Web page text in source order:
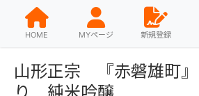
HOME MYページ 新規登録
山形正宗 『赤磐雄町